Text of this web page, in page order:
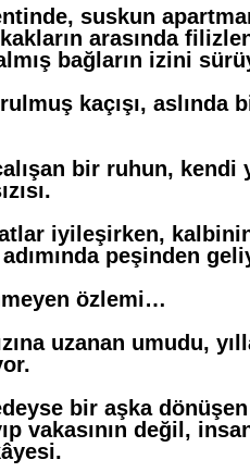
suskun
arasında
bağların izini
kaçışı, aslında
bir ruhun, kendi
iyileşirken,
peşinden
özlemi…
uzanan umudu,
bir aşka
vakasının değil,